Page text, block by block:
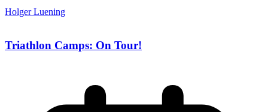
Holger Luening
Triathlon Camps: On Tour!